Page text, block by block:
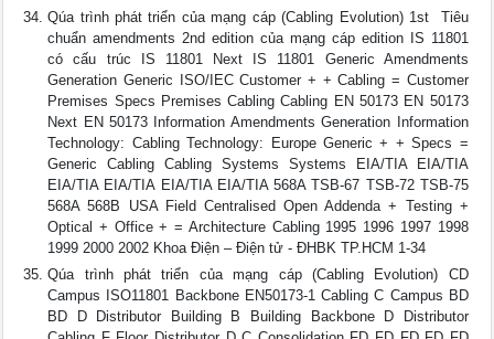
Qúa trình phát triển của mạng cáp (Cabling Evolution) 1st  Tiêu
chuẩn amendments 2nd edition của mạng cáp edition IS 11801
có cấu trúc IS 11801 Next IS 11801 Generic Amendments
Generation Generic ISO/IEC Customer + + Cabling = Customer
Premises Specs Premises Cabling Cabling EN 50173 EN 50173
Next EN 50173 Information Amendments Generation Information
Technology: Cabling Technology: Europe Generic + + Specs =
Generic Cabling Cabling Systems Systems EIA/TIA EIA/TIA
EIA/TIA EIA/TIA EIA/TIA EIA/TIA 568A TSB-67 TSB-72 TSB-75
568A 568B USA Field Centralised Open Addenda + Testing +
Optical + Office + = Architecture Cabling 1995 1996 1997 1998
1999 2000 2002 Khoa Điện – Điện tử - ĐHBK TP.HCM 1-34
Qúa trình phát triển của mạng cáp (Cabling Evolution) CD
Campus ISO11801 Backbone EN50173-1 Cabling C Campus BD
BD D Distributor Building B Building Backbone D Distributor